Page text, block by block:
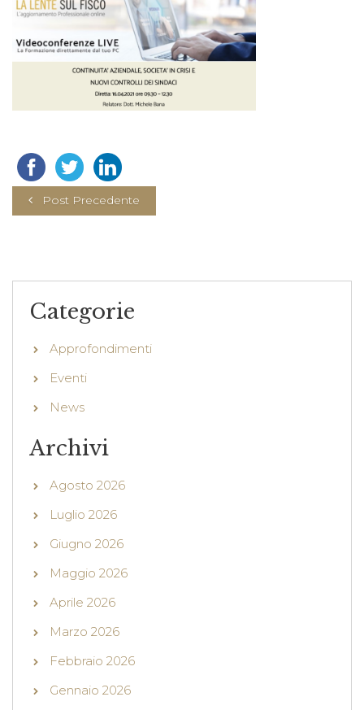
Post Precedente
Categorie
Approfondimenti
Eventi
News
Archivi
Agosto 2026
Luglio 2026
Giugno 2026
Maggio 2026
Aprile 2026
Marzo 2026
Febbraio 2026
Gennaio 2026